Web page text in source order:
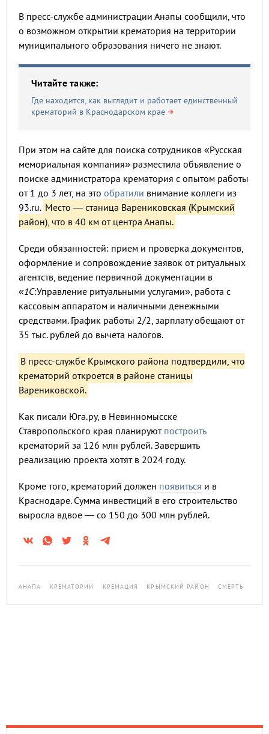
В пресс-службе администрации Анапы сообщили, что
о возможном открытии крематория на территории
муниципального образования ничего не знают.
Читайте также:
Где находится, как выглядит и работает единственный
крематорий в Краснодарском крае
При этом на сайте для поиска сотрудников «Русская
мемориальная компания» разместила объявление о
поиске администратора крематория с опытом работы
от 1 до 3 лет, на это обратили внимание коллеги из
93.ru. Место — станица Варениковская (Крымский
район), что в 40 км от центра Анапы.
Среди обязанностей: прием и проверка документов,
оформление и сопровождение заявок от ритуальных
агентств, ведение первичной документации в
«1С:Управление ритуальными услугами», работа с
кассовым аппаратом и наличными денежными
средствами. График работы 2/2, зарплату обещают от
35 тыс. рублей до вычета налогов.
В пресс-службе Крымского района подтвердили, что
крематорий откроется в районе станицы
Варениковской.
Как писали Юга.ру, в Невинномысске
Ставропольского края планируют построить
крематорий за 126 млн рублей. Завершить
реализацию проекта хотят в 2024 году.
Кроме того, крематорий должен появиться и в
Краснодаре. Сумма инвестиций в его строительство
выросла вдвое — со 150 до 300 млн рублей.
АНАПА КРЕМАТОРИИ КРЕМАЦИЯ КРЫМСКИЙ РАЙОН СМЕРТЬ